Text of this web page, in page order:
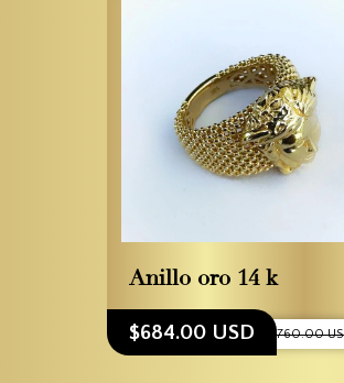
Anillo oro 14 k
$684.00 USD $760.00